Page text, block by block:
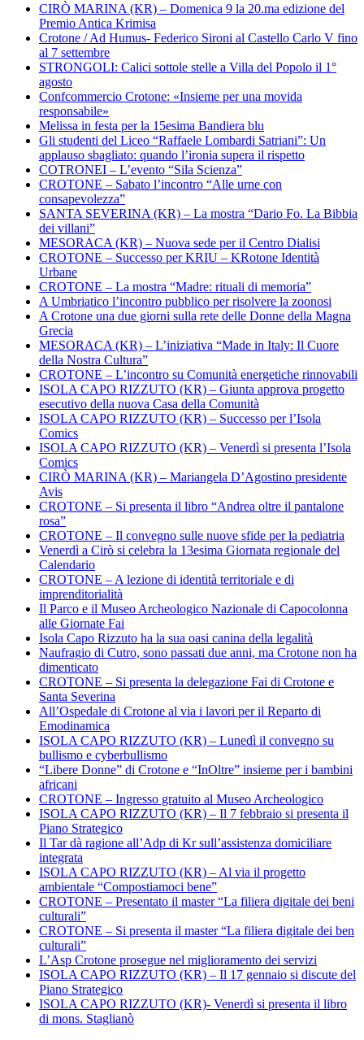
CIRÒ MARINA (KR) – Domenica 9 la 20.ma edizione del
Premio Antica Krimisa
Crotone / Ad Humus- Federico Sironi al Castello Carlo V fino
al 7 settembre
STRONGOLI: Calici sottole stelle a Villa del Popolo il 1°
agosto
Confcommercio Crotone: «Insieme per una movida
responsabile»
Melissa in festa per la 15esima Bandiera blu
Gli studenti del Liceo “Raffaele Lombardi Satriani”: Un
applauso sbagliato: quando l’ironia supera il rispetto
COTRONEI – L’evento “Sila Scienza”
CROTONE – Sabato l’incontro “Alle urne con
consapevolezza”
SANTA SEVERINA (KR) – La mostra “Dario Fo. La Bibbia
dei villani”
MESORACA (KR) – Nuova sede per il Centro Dialisi
CROTONE – Successo per KRIU – KRotone Identità
Urbane
CROTONE – La mostra “Madre: rituali di memoria”
A Umbriatico l’incontro pubblico per risolvere la zoonosi
A Crotone una due giorni sulla rete delle Donne della Magna
Grecia
MESORACA (KR) – L’iniziativa “Made in Italy: Il Cuore
della Nostra Cultura”
CROTONE – L’incontro su Comunità energetiche rinnovabili
ISOLA CAPO RIZZUTO (KR) – Giunta approva progetto
esecutivo della nuova Casa della Comunità
ISOLA CAPO RIZZUTO (KR) – Successo per l’Isola
Comics
ISOLA CAPO RIZZUTO (KR) – Venerdì si presenta l’Isola
Comics
CIRÒ MARINA (KR) – Mariangela D’Agostino presidente
Avis
CROTONE – Si presenta il libro “Andrea oltre il pantalone
rosa”
CROTONE – Il convegno sulle nuove sfide per la pediatria
Venerdì a Cirò si celebra la 13esima Giornata regionale del
Calendario
CROTONE – A lezione di identità territoriale e di
imprenditorialità
Il Parco e il Museo Archeologico Nazionale di Capocolonna
alle Giornate Fai
Isola Capo Rizzuto ha la sua oasi canina della legalità
Naufragio di Cutro, sono passati due anni, ma Crotone non ha
dimenticato
CROTONE – Si presenta la delegazione Fai di Crotone e
Santa Severina
All’Ospedale di Crotone al via i lavori per il Reparto di
Emodinamica
ISOLA CAPO RIZZUTO (KR) – Lunedì il convegno su
bullismo e cyberbullismo
“Libere Donne” di Crotone e “InOltre” insieme per i bambini
africani
CROTONE – Ingresso gratuito al Museo Archeologico
ISOLA CAPO RIZZUTO (KR) – Il 7 febbraio si presenta il
Piano Strategico
Il Tar dà ragione all’Adp di Kr sull’assistenza domiciliare
integrata
ISOLA CAPO RIZZUTO (KR) – Al via il progetto
ambientale “Compostiamoci bene”
CROTONE – Presentato il master “La filiera digitale dei beni
culturali”
CROTONE – Si presenta il master “La filiera digitale dei ben
culturali”
L’Asp Crotone prosegue nel miglioramento dei servizi
ISOLA CAPO RIZZUTO (KR) – Il 17 gennaio si discute del
Piano Strategico
ISOLA CAPO RIZZUTO (KR)- Venerdì si presenta il libro
di mons. Staglianò